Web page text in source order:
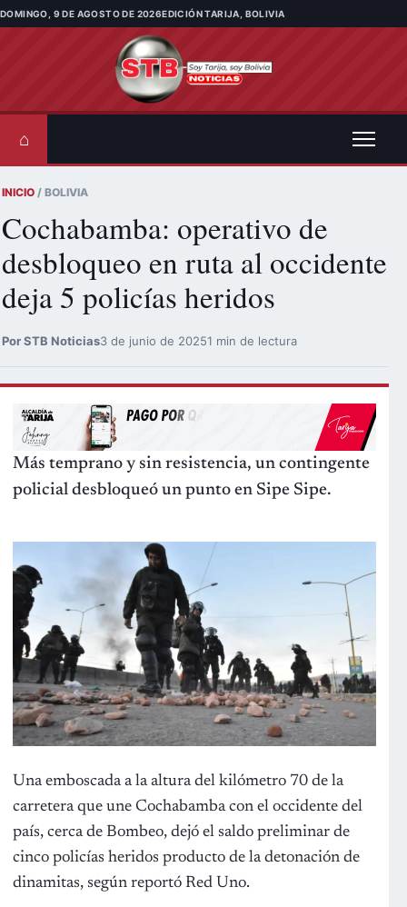
Saltar al contenido
DOMINGO, 9 DE AGOSTO DE 2026EDICIÓN TARIJA, BOLIVIA
⌂
INICIO / BOLIVIA
Cochabamba: operativo de
desbloqueo en ruta al occidente
deja 5 policías heridos
Por STB Noticias3 de junio de 20251 min de lectura
Más temprano y sin resistencia, un contingente
policial desbloqueó un punto en Sipe Sipe.
Una emboscada a la altura del kilómetro 70 de la
carretera que une Cochabamba con el occidente del
país, cerca de Bombeo, dejó el saldo preliminar de
cinco policías heridos producto de la detonación de
dinamitas, según reportó Red Uno.